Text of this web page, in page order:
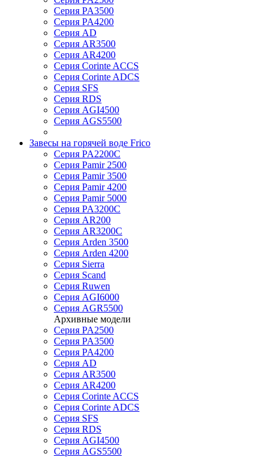
Серия PA3500
Серия PA4200
Серия AD
Серия AR3500
Серия AR4200
Серия Corinte ACCS
Серия Corinte ADCS
Серия SFS
Серия RDS
Серия AGI4500
Серия AGS5500
Завесы на горячей воде Frico
Серия PA2200C
Серия Pamir 2500
Серия Pamir 3500
Серия Pamir 4200
Серия Pamir 5000
Серия PA3200C
Серия AR200
Серия AR3200C
Серия Arden 3500
Серия Arden 4200
Серия Sierra
Серия Scand
Серия Ruwen
Серия AGI6000
Серия AGR5500
Архивные модели
Серия PA2500
Серия PA3500
Серия PA4200
Серия AD
Серия AR3500
Серия AR4200
Серия Corinte ACCS
Серия Corinte ADCS
Серия SFS
Серия RDS
Серия AGI4500
Серия AGS5500